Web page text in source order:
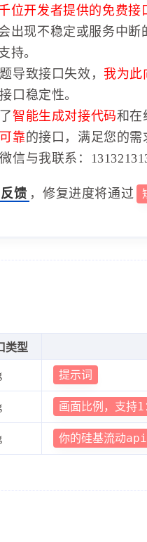
位开发者提供的免费接
出现不稳定或服务中断
持。
导致接口失效， 我为此
口稳定性。
智能生成对接代码和在
可靠的接口，满足您的需
信与我联系：
反馈 ，修复进度将通过
类型
提示词
画面比例，支持
你的硅基流动